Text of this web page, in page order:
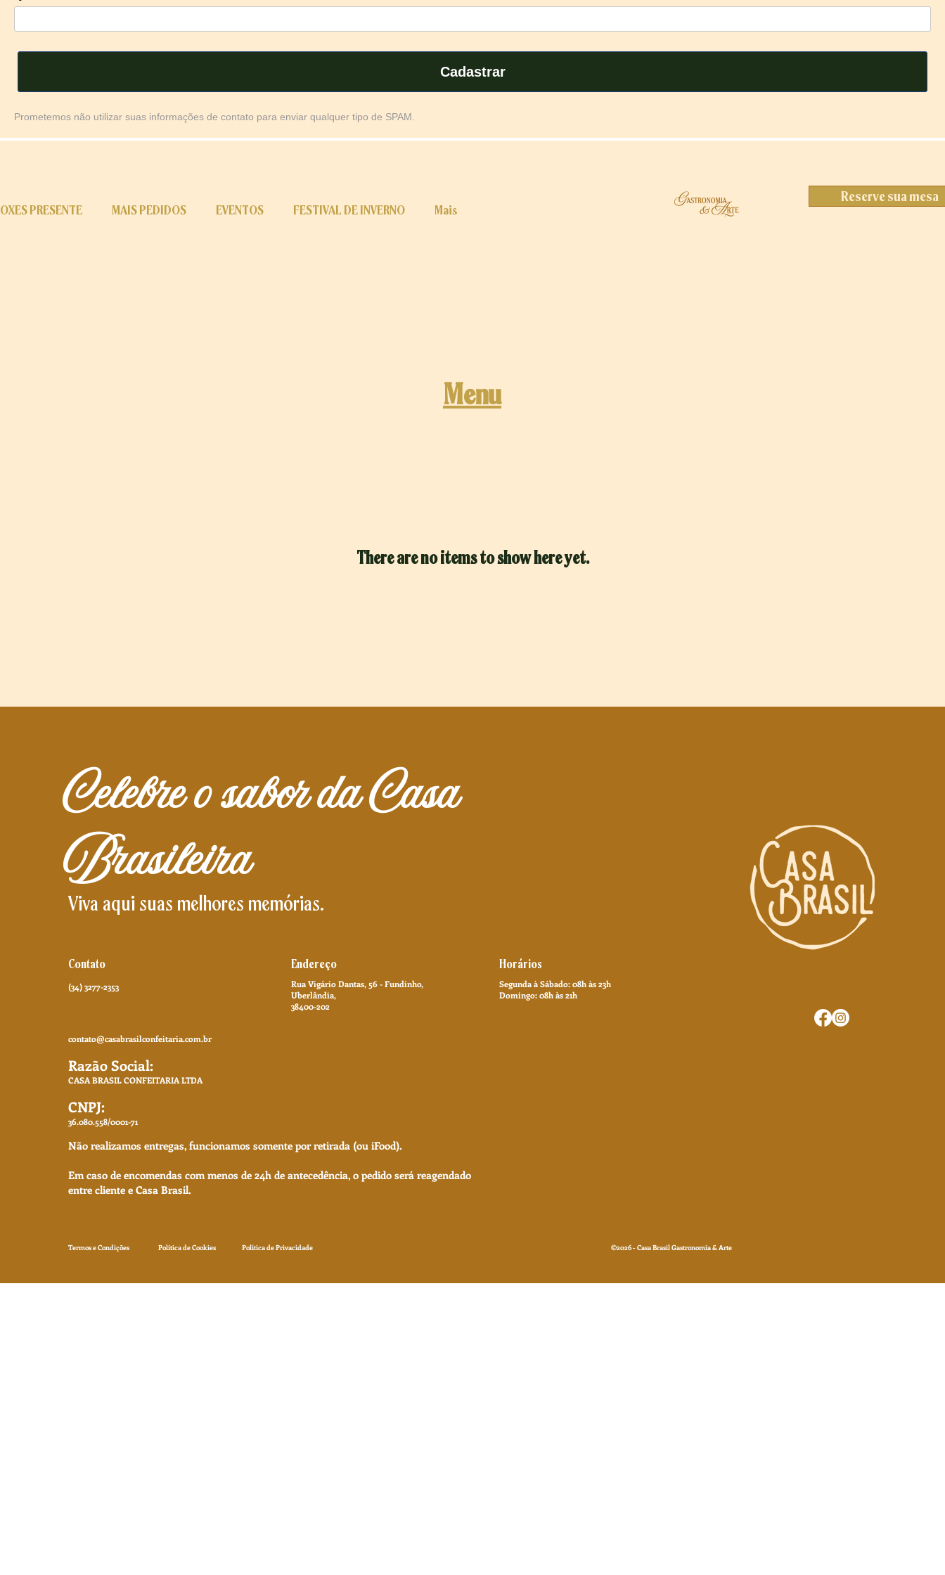
Cadastrar
Prometemos não utilizar suas informações de contato para enviar qualquer tipo de SPAM.
PRESENTE MAIS PEDIDOS EVENTOS FESTIVAL DE INVERNO Mais
Reserve sua mesa
Menu
There are no items to show here yet.
Celebre o sabor da Casa
Brasileira
Viva aqui suas melhores memórias.
Contato
(34) 3277-2353
Endereço
Rua Vigário Dantas, 56 - Fundinho,
Uberlândia,
38400-202
Horários
​Segunda à Sábado: 08h às 23h
Domingo: 08h às 21h
contato@casabrasilconfeitaria.com.br
Razão Social:
CASA BRASIL CONFEITARIA LTDA
CNPJ:
36.080.558/0001-71
Não realizamos entregas, funcionamos somente por retirada (ou iFood).
Em caso de encomendas com menos de 24h de antecedência, o pedido será reagendado
entre cliente e Casa Brasil.
Termos e Condições Política de Cookies Política de Privacidade ©2026 - Casa Brasil Gastronomia & Arte